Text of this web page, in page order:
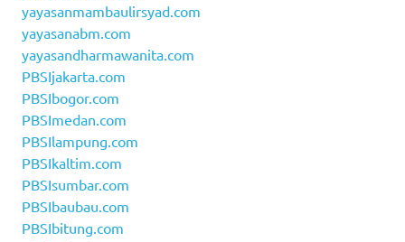
yayasanmambaulirsyad.com
yayasanabm.com
yayasandharmawanita.com
PBSIjakarta.com
PBSIbogor.com
PBSImedan.com
PBSIlampung.com
PBSIkaltim.com
PBSIsumbar.com
PBSIbaubau.com
PBSIbitung.com